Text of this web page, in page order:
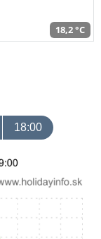
18,2 °C
18:00